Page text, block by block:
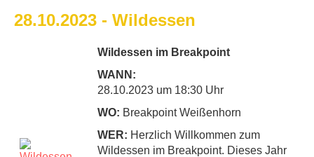
28.10.2023 - Wildessen
Wildessen im Breakpoint
WANN:
28.10.2023 um 18:30 Uhr
WO: Breakpoint Weißenhorn
WER: Herzlich Willkommen zum
Wildessen im Breakpoint. Dieses Jahr